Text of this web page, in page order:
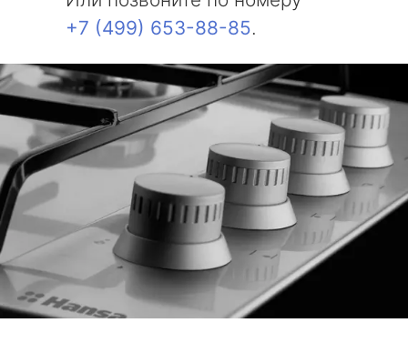
+7 (499) 653-88-85.